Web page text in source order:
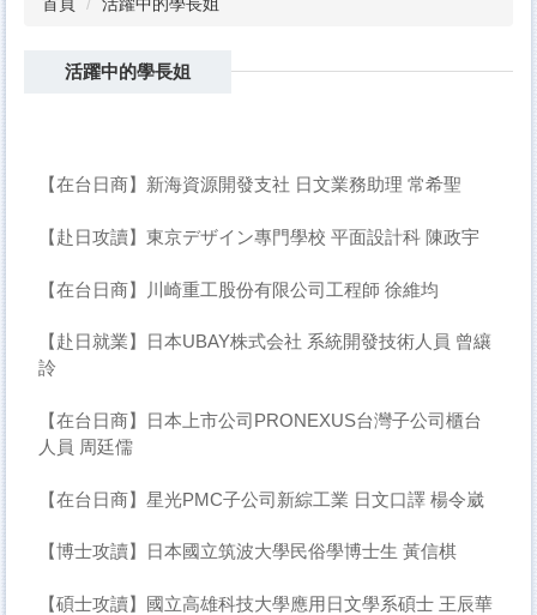
活躍中的學長姐
【在台日商】新海資源開發支社 日文業務助理 常希聖
【赴日攻讀】東京デザイン專門學校 平面設計科 陳政宇
【在台日商】川崎重工股份有限公司工程師 徐維均
【赴日就業】日本UBAY株式会社 系統開發技術人員 曾纕
詅
【在台日商】日本上市公司PRONEXUS台灣子公司櫃台
人員 周廷儒
【在台日商】星光PMC子公司新綜工業 日文口譯 楊令崴
【博士攻讀】日本國立筑波大學民俗學博士生 黃信棋
【碩士攻讀】國立高雄科技大學應用日文學系碩士 王辰華